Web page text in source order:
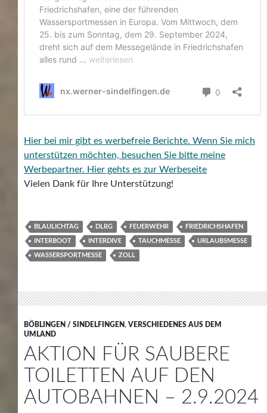
Hier bei mir gibt es werbefreie Berichte. Wenn Sie mich
unterstützen möchten, besuchen Sie bitte meine
Werbepartner. Hier gehts es zur Werbeseite
Vielen Dank für Ihre Unterstützung!
BLAULICHTAG DLRG FEUERWEHR FRIEDRICHSHAFEN
INTERBOOT INTERDIVE TAUCHMESSE URLAUBSMESSE
WASSERSPORTMESSE ZOLL
BÖBLINGEN / SINDELFINGEN, VERSCHIEDENES AUS DEM
UMLAND
AKTION FÜR SAUBERE
TOILETTEN AUF DEN
AUTOBAHNEN – 2.9.2024